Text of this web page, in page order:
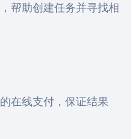
帮助创建任务并寻找相
在线支付，保证结果